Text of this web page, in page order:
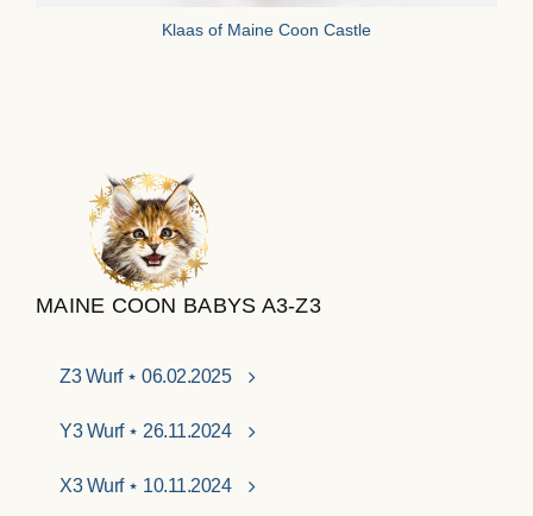
Klaas of Maine Coon Castle
MAINE COON BABYS A3-Z3
Z3 Wurf ⋆ 06.02.2025
Y3 Wurf ⋆ 26.11.2024
X3 Wurf ⋆ 10.11.2024